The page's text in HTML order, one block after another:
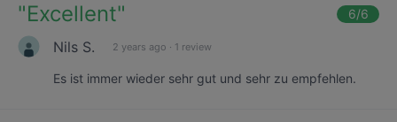
"Excellent" 6/6
Nils S. 2 years ago · 1 review
Es ist immer wieder sehr gut und sehr zu empfehlen.